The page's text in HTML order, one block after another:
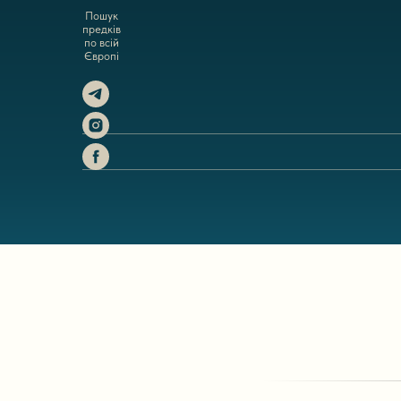
Пошук
предків
по всій
Європі